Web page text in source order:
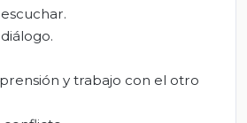
y trabajo con el otro